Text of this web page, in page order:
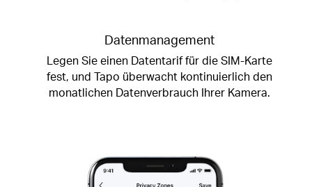
Datenmanagement
Legen Sie einen Datentarif für die SIM-Karte
fest, und Tapo überwacht kontinuierlich den
monatlichen Datenverbrauch Ihrer Kamera.